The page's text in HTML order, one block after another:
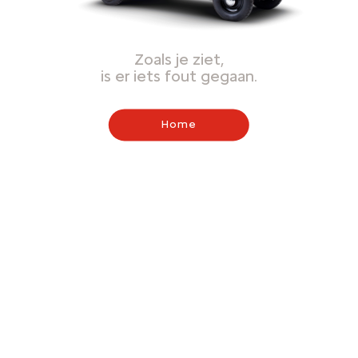
Zoals je ziet,
is er iets fout gegaan.
Home